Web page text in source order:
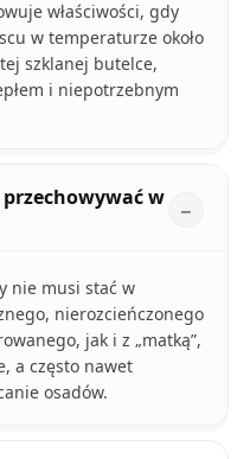
właściwości, gdy
w temperaturze około
szklanej butelce,
i niepotrzebnym
przechowywać w
nie musi stać w
nierozcieńczonego
jak i z „matką”,
a często nawet
osadów.